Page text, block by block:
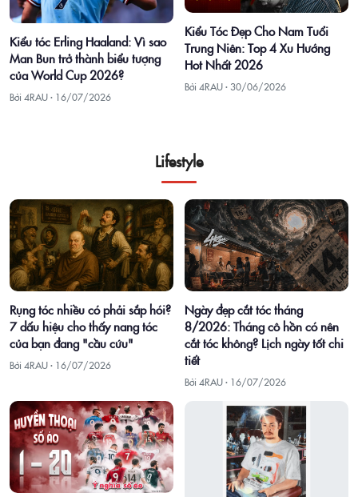
Kiểu tóc Erling Haaland: Vì sao
Man Bun trở thành biểu tượng
của World Cup 2026?
Bởi 4RAU · 16/07/2026
Kiểu Tóc Đẹp Cho Nam Tuổi
Trung Niên: Top 4 Xu Hướng
Hot Nhất 2026
Bởi 4RAU · 30/06/2026
Lifestyle
Rụng tóc nhiều có phải sắp hói?
7 dấu hiệu cho thấy nang tóc
của bạn đang "cầu cứu"
Bởi 4RAU · 16/07/2026
Ngày đẹp cắt tóc tháng
8/2026: Tháng cô hồn có nên
cắt tóc không? Lịch ngày tốt chi
tiết
Bởi 4RAU · 16/07/2026